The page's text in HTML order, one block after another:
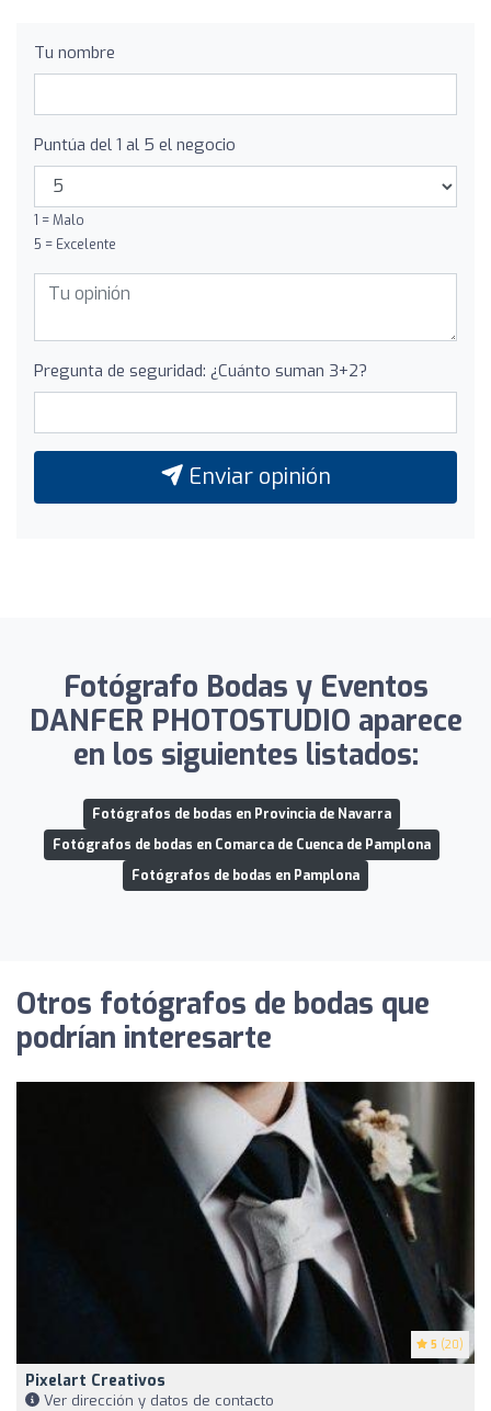
Tu nombre
Puntúa del 1 al 5 el negocio
1 = Malo
5 = Excelente
Pregunta de seguridad: ¿Cuánto suman 3+2?
Enviar opinión
Fotógrafo Bodas y Eventos
DANFER PHOTOSTUDIO aparece
en los siguientes listados:
Fotógrafos de bodas en Provincia de Navarra
Fotógrafos de bodas en Comarca de Cuenca de Pamplona
Fotógrafos de bodas en Pamplona
Otros fotógrafos de bodas que
podrían interesarte
5 (20)
Pixelart Creativos
Ver dirección y datos de contacto